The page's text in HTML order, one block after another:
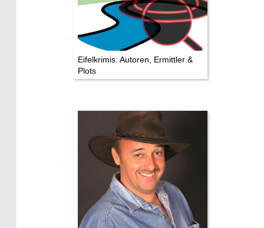
Mediathek
Datenschutz
Eifelkrimis: Autoren, Ermittler &
Plots